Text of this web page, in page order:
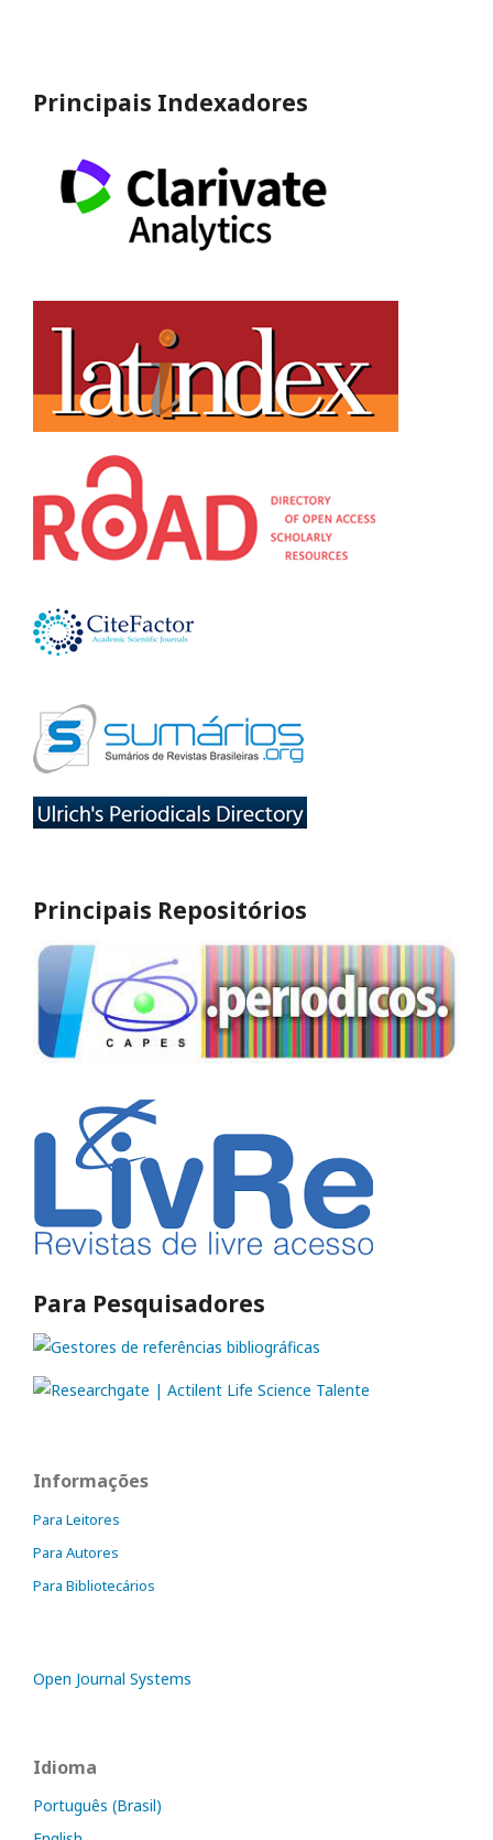
Principais Indexadores
Principais Repositórios
Para Pesquisadores
Informações
Para Leitores
Para Autores
Para Bibliotecários
Open Journal Systems
Idioma
Português (Brasil)